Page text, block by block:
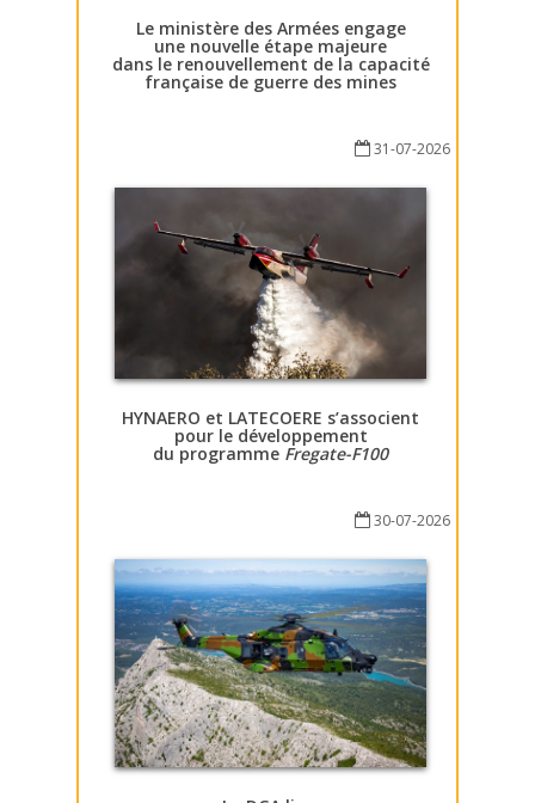
Le ministère des Armées engage
une nouvelle étape majeure
dans le renouvellement de la capacité
française de guerre des mines
31-07-2026
HYNAERO et LATECOERE s’associent
pour le développement
du programme Fregate-F100
30-07-2026